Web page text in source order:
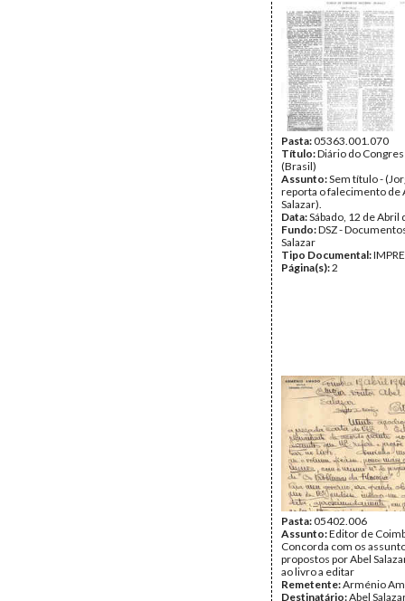
Pasta:05363.001.070
Título:Diário do
(Brasil)
Assunto:Sem título -
reporta o falecimento de
Salazar).
Data:Sábado, 12 de Abril
Fundo:DSZ -
Salazar
Tipo Documental:
Página(s):2
Pasta:05402.006
Assunto:Editor de
Concorda com os
propostos por Abel
ao livro a editar
Remetente:Arménio
Destinatário:Abel